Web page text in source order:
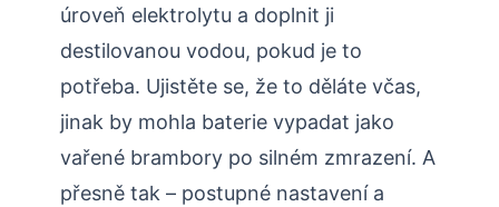
úroveň elektrolytu a doplnit ji
destilovanou vodou, pokud je to
potřeba. Ujistěte se, že to děláte včas,
jinak by mohla baterie vypadat jako
vařené brambory po silném zmrazení. A
přesně tak – postupné nastavení a